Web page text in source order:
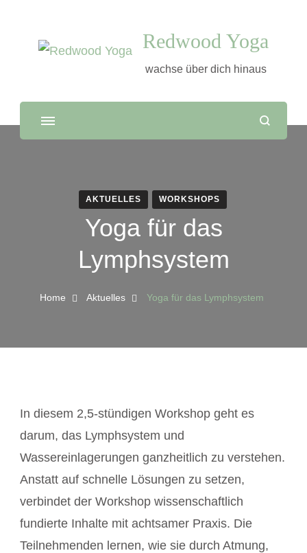
Redwood Yoga
wachse über dich hinaus
AKTUELLES WORKSHOPS
Yoga für das
Lymphsystem
Home Aktuelles Yoga für das Lymphsystem
In diesem 2,5-stündigen Workshop geht es
darum, das Lymphsystem und
Wassereinlagerungen ganzheitlich zu verstehen.
Anstatt auf schnelle Lösungen zu setzen,
verbindet der Workshop wissenschaftlich
fundierte Inhalte mit achtsamer Praxis. Die
Teilnehmenden lernen, wie sie durch Atmung,